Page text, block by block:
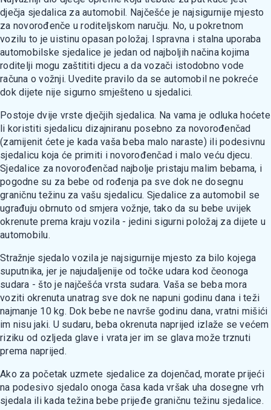
dječja sjedalica za automobil. Najčešće je najsigurnije mjesto
za novorođenče u roditeljskom naručju. No, u pokretnom
vozilu to je uistinu opasan položaj. Ispravna i stalna uporaba
automobilske sjedalice je jedan od najboljih načina kojima
roditelji mogu zaštititi djecu a da vozači istodobno vode
računa o vožnji. Uvedite pravilo da se automobil ne pokreće
dok dijete nije sigurno smješteno u sjedalici.
Postoje dvije vrste dječjih sjedalica. Na vama je odluka hoćete
li koristiti sjedalicu dizajniranu posebno za novorođenčad
(zamijenit ćete je kada vaša beba malo naraste) ili podesivnu
sjedalicu koja će primiti i novorođenčad i malo veću djecu.
Sjedalice za novorođenčad najbolje pristaju malim bebama, i
pogodne su za bebe od rođenja pa sve dok ne dosegnu
graničnu težinu za vašu sjedalicu. Sjedalice za automobil se
ugrađuju obrnuto od smjera vožnje, tako da su bebe uvijek
okrenute prema kraju vozila - jedini sigurni položaj za dijete u
automobilu.
Stražnje sjedalo vozila je najsigurnije mjesto za bilo kojega
suputnika, jer je najudaljenije od točke udara kod čeonoga
sudara - što je najčešća vrsta sudara. Vaša se beba mora
voziti okrenuta unatrag sve dok ne napuni godinu dana i teži
najmanje 10 kg. Dok bebe ne navrše godinu dana, vratni mišići
im nisu jaki. U sudaru, beba okrenuta naprijed izlaže se većem
riziku od ozljeda glave i vrata jer im se glava može trznuti
prema naprijed.
Ako za početak uzmete sjedalice za dojenčad, morate prijeći
na podesivo sjedalo onoga časa kada vršak uha dosegne vrh
sjedala ili kada težina bebe prijeđe graničnu težinu sjedalice.